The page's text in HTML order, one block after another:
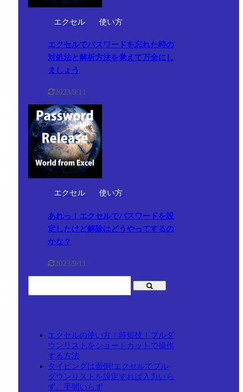
エクセル 使い方
エクセルでパスワードを忘れた時の
対処法と解析方法を覚えて万全にし
ましょう
2023/9/11
エクセル 使い方
あれっ！エクセルでパスワードを設
定したけど解除はどうやってするの
かな？
2023/9/11
エクセルの使い方！時短技！プルダ
ウンリストをショートカットで操作
する方法
タイピングは面倒!エクセルでプル
ダウンリストを設定すれば入力いら
ず、手間いらず